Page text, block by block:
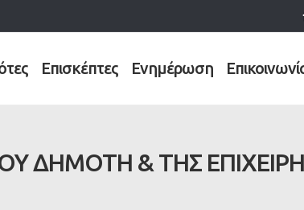
Επισκέπτες Ενημέρωση
ΔΗΜΟΤΗ & ΤΗΣ